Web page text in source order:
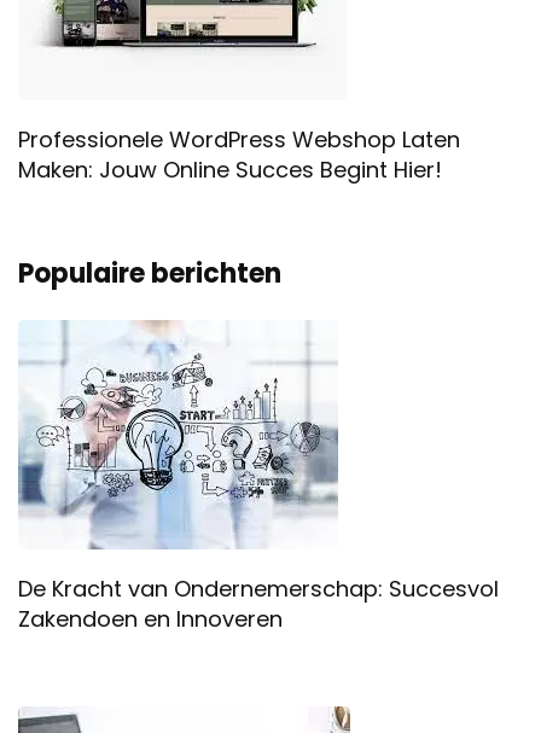
Professionele WordPress Webshop Laten
Maken: Jouw Online Succes Begint Hier!
Populaire berichten
De Kracht van Ondernemerschap: Succesvol
Zakendoen en Innoveren